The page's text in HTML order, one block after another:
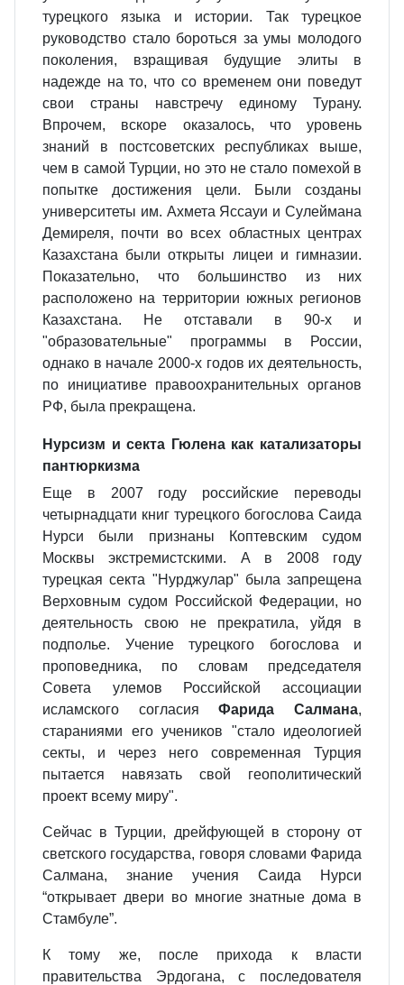
турецкого языка и истории. Так турецкое
руководство стало бороться за умы молодого
поколения, взращивая будущие элиты в
надежде на то, что со временем они поведут
свои страны навстречу единому Турану.
Впрочем, вскоре оказалось, что уровень
знаний в постсоветских республиках выше,
чем в самой Турции, но это не стало помехой в
попытке достижения цели. Были созданы
университеты им. Ахмета Яссауи и Сулеймана
Демиреля, почти во всех областных центрах
Казахстана были открыты лицеи и гимназии.
Показательно, что большинство из них
расположено на территории южных регионов
Казахстана. Не отставали в 90-х и
"образовательные" программы в России,
однако в начале 2000-х годов их деятельность,
по инициативе правоохранительных органов
РФ, была прекращена.
Нурсизм и секта Гюлена как катализаторы
пантюркизма
Еще в 2007 году российские переводы
четырнадцати книг турецкого богослова Саида
Нурси были признаны Коптевским судом
Москвы экстремистскими. А в 2008 году
турецкая секта "Нурджулар" была запрещена
Верховным судом Российской Федерации, но
деятельность свою не прекратила, уйдя в
подполье. Учение турецкого богослова и
проповедника, по словам председателя
Совета улемов Российской ассоциации
исламского согласияФарида Салмана,
стараниями его учеников "стало идеологией
секты, и через него современная Турция
пытается навязать свой геополитический
проект всему миру".
Сейчас в Турции, дрейфующей в сторону от
светского государства, говоря словами Фарида
Салмана, знание учения Саида Нурси
“открывает двери во многие знатные дома в
Стамбуле”.
К тому же, после прихода к власти
правительства Эрдогана, с последователя